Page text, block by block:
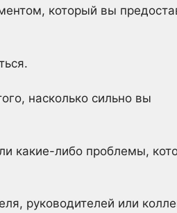
который вы
насколько сильно вы
какие-либо проблемы,
руководителей или